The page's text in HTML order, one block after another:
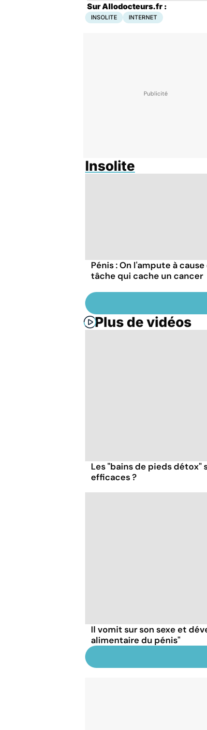
Sur Allodocteurs.fr :
INSOLITE INTERNET
Insolite
Pénis : On l'ampute à
tâche qui cache un cancer
Plus de vidéos
Les "bains de pieds
efficaces ?
Il vomit sur son sexe et
alimentaire du pénis"